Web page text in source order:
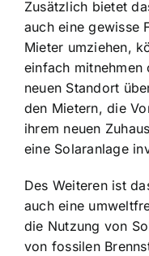
Zusätzlich bietet
auch eine gewisse
Mieter umziehen,
einfach
neuen Standort
den Mietern, die
ihrem neuen
eine Solaranlage
Des Weiteren ist
auch eine
die Nutzung von
von fossilen